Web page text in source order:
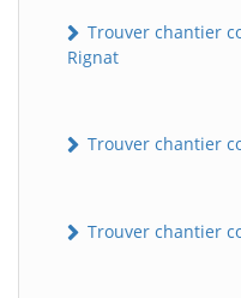
Trouver chantier
Rignat
Trouver chantier
Trouver chantier